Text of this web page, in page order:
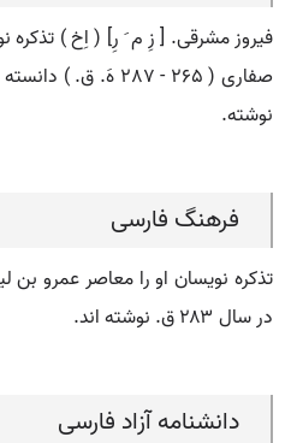
فیروز مشرقی. [ زِ م َ رِ] ( اِخ ) تذکره
نوشته.
فرهنگ فارسی
تذکره نویسان او را معاصر عمرو
در سال ۲۸۳ ق. نوشته اند.
دانشنامه آزاد فارسی